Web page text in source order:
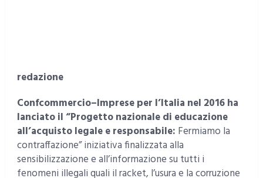
redazione
Confcommercio–Imprese per l’Italia nel 2016 ha
lanciato il “Progetto nazionale di educazione
all’acquisto legale e responsabile: Fermiamo la
contraffazione” iniziativa finalizzata alla
sensibilizzazione e all’informazione su tutti i
fenomeni illegali quali il racket, l’usura e la corruzione